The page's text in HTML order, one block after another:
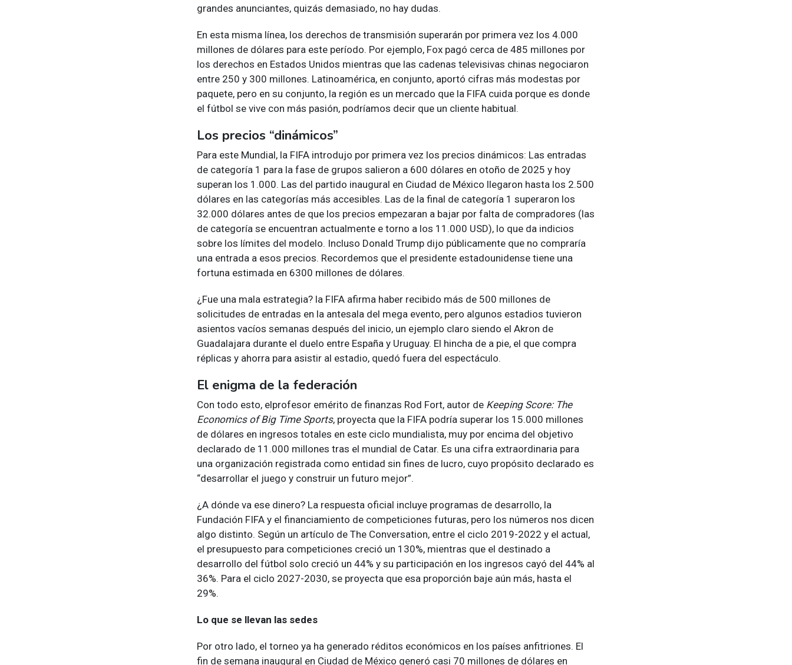
grandes anunciantes, quizás demasiado, no hay dudas.
En esta misma línea, los derechos de transmisión superarán por primera vez los 4.000
millones de dólares para este período. Por ejemplo, Fox pagó cerca de 485 millones por
los derechos en Estados Unidos mientras que las cadenas televisivas chinas negociaron
entre 250 y 300 millones. Latinoamérica, en conjunto, aportó cifras más modestas por
paquete, pero en su conjunto, la región es un mercado que la FIFA cuida porque es donde
el fútbol se vive con más pasión, podríamos decir que un cliente habitual.
Los precios “dinámicos”
Para este Mundial, la FIFA introdujo por primera vez los precios dinámicos: Las entradas
de categoría 1 para la fase de grupos salieron a 600 dólares en otoño de 2025 y hoy
superan los 1.000. Las del partido inaugural en Ciudad de México llegaron hasta los 2.500
dólares en las categorías más accesibles. Las de la final de categoría 1 superaron los
32.000 dólares antes de que los precios empezaran a bajar por falta de compradores (las
de categoría se encuentran actualmente e torno a los 11.000 USD), lo que da indicios
sobre los límites del modelo. Incluso Donald Trump dijo públicamente que no compraría
una entrada a esos precios. Recordemos que el presidente estadounidense tiene una
fortuna estimada en 6300 millones de dólares.
¿Fue una mala estrategia? la FIFA afirma haber recibido más de 500 millones de
solicitudes de entradas en la antesala del mega evento, pero algunos estadios tuvieron
asientos vacíos semanas después del inicio, un ejemplo claro siendo el Akron de
Guadalajara durante el duelo entre España y Uruguay. El hincha de a pie, el que compra
réplicas y ahorra para asistir al estadio, quedó fuera del espectáculo.
El enigma de la federación
Con todo esto, elprofesor emérito de finanzas Rod Fort, autor de Keeping Score: The
Economics of Big Time Sports, proyecta que la FIFA podría superar los 15.000 millones
de dólares en ingresos totales en este ciclo mundialista, muy por encima del objetivo
declarado de 11.000 millones tras el mundial de Catar. Es una cifra extraordinaria para
una organización registrada como entidad sin fines de lucro, cuyo propósito declarado es
“desarrollar el juego y construir un futuro mejor”.
¿A dónde va ese dinero? La respuesta oficial incluye programas de desarrollo, la
Fundación FIFA y el financiamiento de competiciones futuras, pero los números nos dicen
algo distinto. Según un artículo de The Conversation, entre el ciclo 2019-2022 y el actual,
el presupuesto para competiciones creció un 130%, mientras que el destinado a
desarrollo del fútbol solo creció un 44% y su participación en los ingresos cayó del 44% al
36%. Para el ciclo 2027-2030, se proyecta que esa proporción baje aún más, hasta el
29%.
Lo que se llevan las sedes
Por otro lado, el torneo ya ha generado réditos económicos en los países anfitriones. El
fin de semana inaugural en Ciudad de México generó casi 70 millones de dólares en